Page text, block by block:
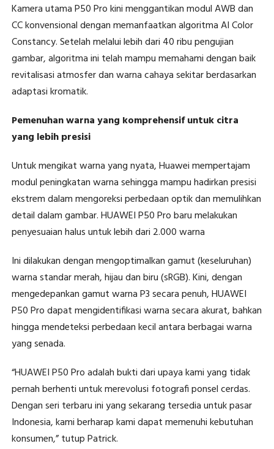
Kamera utama P50 Pro kini menggantikan modul AWB dan
CC konvensional dengan memanfaatkan algoritma AI Color
Constancy. Setelah melalui lebih dari 40 ribu pengujian
gambar, algoritma ini telah mampu memahami dengan baik
revitalisasi atmosfer dan warna cahaya sekitar berdasarkan
adaptasi kromatik.
Pemenuhan warna yang komprehensif untuk citra
yang lebih presisi
Untuk mengikat warna yang nyata, Huawei mempertajam
modul peningkatan warna sehingga mampu hadirkan presisi
ekstrem dalam mengoreksi perbedaan optik dan memulihkan
detail dalam gambar. HUAWEI P50 Pro baru melakukan
penyesuaian halus untuk lebih dari 2.000 warna
Ini dilakukan dengan mengoptimalkan gamut (keseluruhan)
warna standar merah, hijau dan biru (sRGB). Kini, dengan
mengedepankan gamut warna P3 secara penuh, HUAWEI
P50 Pro dapat mengidentifikasi warna secara akurat, bahkan
hingga mendeteksi perbedaan kecil antara berbagai warna
yang senada.
“HUAWEI P50 Pro adalah bukti dari upaya kami yang tidak
pernah berhenti untuk merevolusi fotografi ponsel cerdas.
Dengan seri terbaru ini yang sekarang tersedia untuk pasar
Indonesia, kami berharap kami dapat memenuhi kebutuhan
konsumen,” tutup Patrick.